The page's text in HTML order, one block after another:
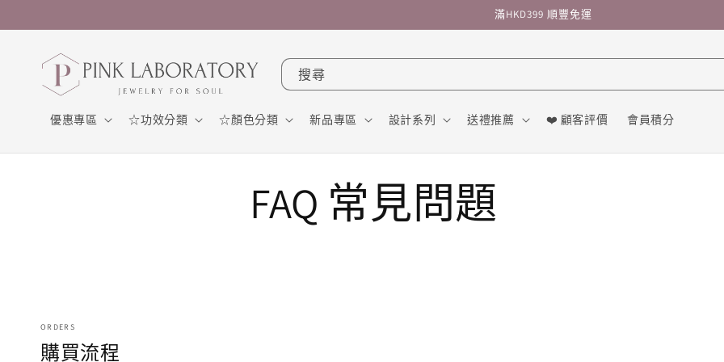
滿HKD399 順豐免運
優惠專區 ☆功效分類 ☆顏色分類 新品專區 設計系列 送禮推薦 ❤️ 顧客評價 會員積分
搜尋
FAQ 常見問題
ORDERS
購買流程